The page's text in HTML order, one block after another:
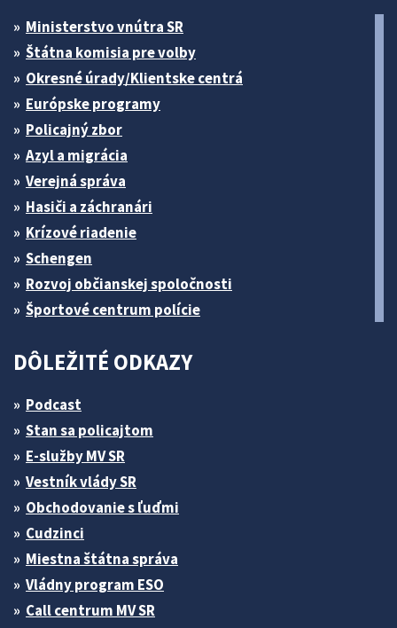
Ministerstvo vnútra SR
Štátna komisia pre volby
Okresné úrady/Klientske centrá
Európske programy
Policajný zbor
Azyl a migrácia
Verejná správa
Hasiči a záchranári
Krízové riadenie
Schengen
Rozvoj občianskej spoločnosti
Športové centrum polície
DÔLEŽITÉ ODKAZY
Podcast
Stan sa policajtom
E-služby MV SR
Vestník vlády SR
Obchodovanie s ľuďmi
Cudzinci
Miestna štátna správa
Vládny program ESO
Call centrum MV SR